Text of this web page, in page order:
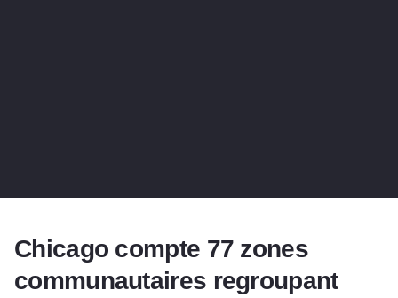
Chicago compte 77 zones
communautaires regroupant